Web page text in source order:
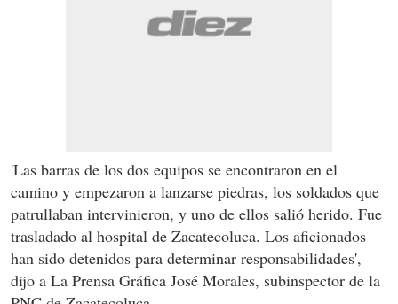
'Las barras de los dos equipos se encontraron en el
camino y empezaron a lanzarse piedras, los soldados que
patrullaban intervinieron, y uno de ellos salió herido. Fue
trasladado al hospital de Zacatecoluca. Los aficionados
han sido detenidos para determinar responsabilidades',
dijo a La Prensa Gráfica José Morales, subinspector de la